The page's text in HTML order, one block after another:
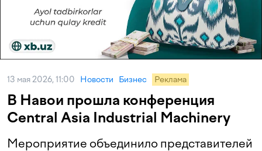
13 мая 2026, 11:00 Новости Бизнес Реклама
В Навои прошла конференция
Central Asia Industrial Machinery
Мероприятие объединило представителей